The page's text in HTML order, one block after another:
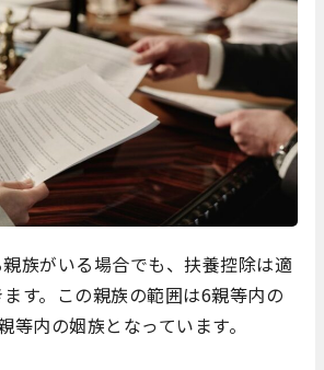
族がいる場合でも、扶養控除は適
す。この親族の範囲は6親等内の
等内の姻族となっています。